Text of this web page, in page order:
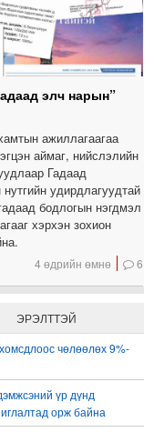
элч нарын”
ажиллагаагаа
аймаг, нийслэлийн
Гадаад
удирдлагуудтай
бодлогын нэгдмэл
хэрхэн зохион
4 өдрийн өмнө 6
ЭРЭЛТТЭЙ
чөлөөлөх 9%-
үр дүнд
орж байна